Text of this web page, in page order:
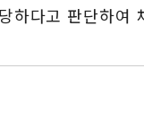
하다고 판단하여